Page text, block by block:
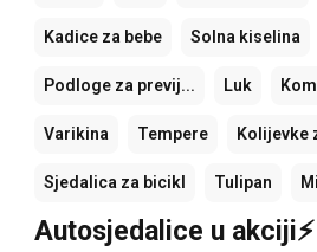
Kadice za bebe Solna kiselina
Podloge za previj... Luk
Varikina Tempere Kolijevke
Sjedalica za bicikl Tulipan
Autosjedalice u akciji⚡